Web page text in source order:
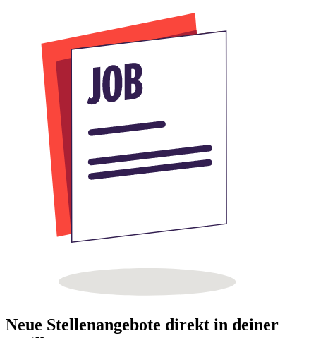
Neue Stellenangebote direkt in deiner